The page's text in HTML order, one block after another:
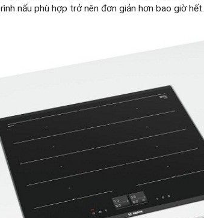
nấu phù hợp trở nên đơn giản hơn bao giờ hết.